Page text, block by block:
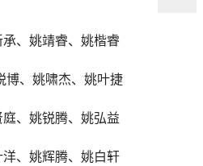
、姚靖睿、姚楷睿
博、姚啸杰、姚叶捷
、姚锐腾、姚弘益
、姚辉腾、姚白轩